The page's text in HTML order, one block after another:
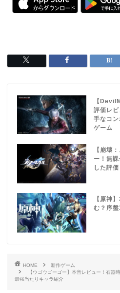
【
評価レ
手なコ
ゲーム
【崩壊
ー！無
した評
【原神
む？序
HOME
新作ゲーム
【ウゴウゴーゴー】本音レビュー！石器
最強当たりキャラ紹介